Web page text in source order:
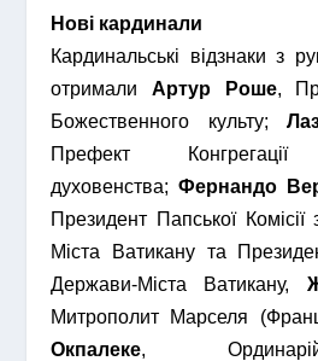
Нові кардинали
Кардинальські відзнаки з
отримали Артур Роше,
Божественного культу;
Префект
духовенства;Фернандо
Президент Папської
Міста Ватикану та
Держави-Міста Ватикану,
Митрополит Марселя
Окпалеке,